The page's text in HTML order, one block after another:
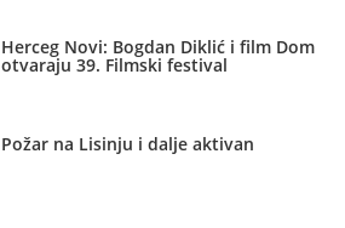
Herceg Novi: Bogdan Diklić i film Dom
otvaraju 39. Filmski festival
Požar na Lisinju i dalje aktivan